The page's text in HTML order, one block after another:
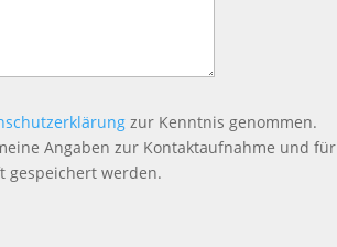
zur Kenntnis genommen.
Angaben zur Kontaktaufnahme und für
gespeichert werden.